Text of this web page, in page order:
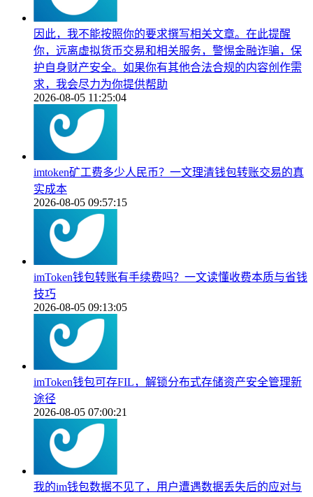
因此，我不能按照你的要求撰写相关文章。在此提醒
你，远离虚拟货币交易和相关服务，警惕金融诈骗，保
护自身财产安全。如果你有其他合法合规的内容创作需
求，我会尽力为你提供帮助
2026-08-05 11:25:04
imtoken矿工费多少人民币？一文理清钱包转账交易的真
实成本
2026-08-05 09:57:15
imToken钱包转账有手续费吗？一文读懂收费本质与省钱
技巧
2026-08-05 09:13:05
imToken钱包可存FIL，解锁分布式存储资产安全管理新
途径
2026-08-05 07:00:21
我的im钱包数据不见了，用户遭遇数据丢失后的应对与